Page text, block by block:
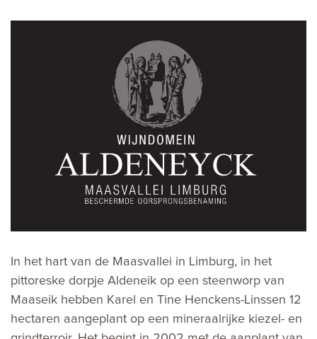
In het hart van de Maasvallei in Limburg, in het
pittoreske dorpje Aldeneik op een steenworp van
Maaseik hebben Karel en Tine Henckens-Linssen 12
hectaren aangeplant op een mineraalrijke kiezel- en